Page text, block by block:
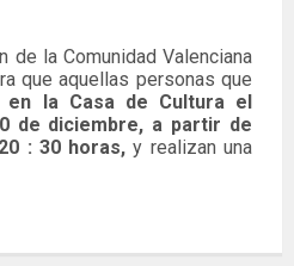
de la Comunidad Valenciana
que aquellas personas que
en la Casa de Cultura el
de diciembre, a partir de
: 30 horas, y realizan una